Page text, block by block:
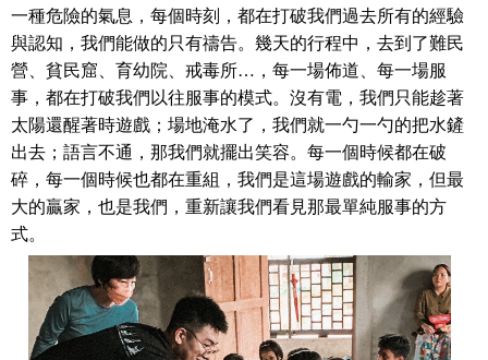
一種危險的氣息，每個時刻，都在打破我們過去所有的經驗
與認知，我們能做的只有禱告。幾天的行程中，去到了難民
營、貧民窟、育幼院、戒毒所… ，每一場佈道、每一場服
事，都在打破我們以往服事的模式。沒有電，我們只能趁著
太陽還醒著時遊戲；場地淹水了，我們就一勺一勺的把水鏟
出去；語言不通，那我們就擺出笑容。每一個時候都在破
碎，每一個時候也都在重組，我們是這場遊戲的輸家，但最
大的贏家，也是我們，重新讓我們看見那最單純服事的方
式。